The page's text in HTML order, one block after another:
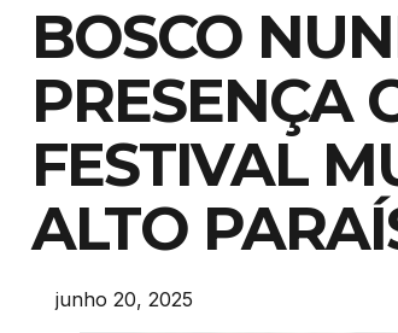
BOSCO
PRESENÇA
FESTIVAL
ALTO
junho 20, 2025